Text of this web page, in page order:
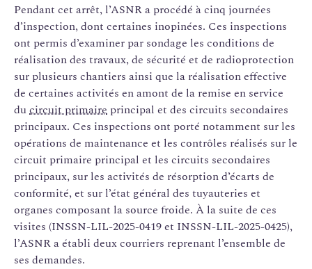
Pendant cet arrêt, l’ASNR a procédé à cinq journées
d’inspection, dont certaines inopinées. Ces inspections
ont permis d’examiner par sondage les conditions de
réalisation des travaux, de sécurité et de radioprotection
sur plusieurs chantiers ainsi que la réalisation effective
de certaines activités en amont de la remise en service
ducircuit primaire principal et des circuits secondaires
principaux. Ces inspections ont porté notamment sur les
opérations de maintenance et les contrôles réalisés sur le
circuit primaire principal et les circuits secondaires
principaux, sur les activités de résorption d’écarts de
conformité, et sur l’état général des tuyauteries et
organes composant la source froide. À la suite de ces
visites (INSSN-LIL-2025-0419 et INSSN-LIL-2025-0425),
l’ASNR a établi deux courriers reprenant l’ensemble de
ses demandes.